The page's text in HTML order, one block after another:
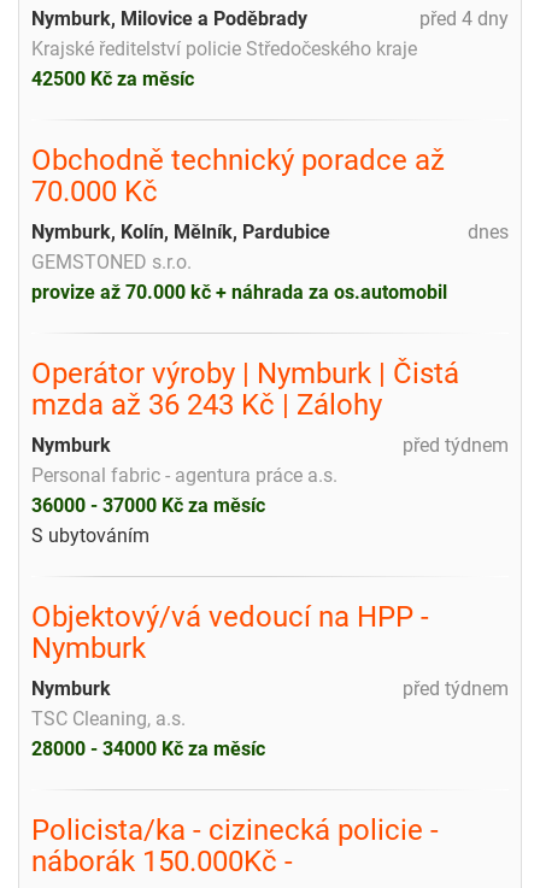
před 4 dny
Nymburk, Milovice a Poděbrady
Krajské ředitelství policie Středočeského kraje
42500 Kč za měsíc
Obchodně technický poradce až
70.000 Kč
dnes
Nymburk, Kolín, Mělník, Pardubice
GEMSTONED s.r.o.
provize až 70.000 kč + náhrada za os.automobil
Operátor výroby | Nymburk | Čistá
mzda až 36 243 Kč | Zálohy
před týdnem
Nymburk
Personal fabric - agentura práce a.s.
36000 - 37000 Kč za měsíc
S ubytováním
Objektový/vá vedoucí na HPP -
Nymburk
před týdnem
Nymburk
TSC Cleaning, a.s.
28000 - 34000 Kč za měsíc
Policista/ka - cizinecká policie -
náborák 150.000Kč -